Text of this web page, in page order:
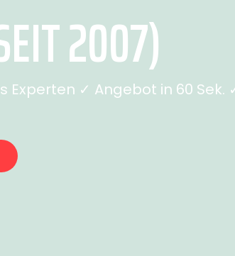
2007)
Experten ✓ Angebot in 60 Sek.